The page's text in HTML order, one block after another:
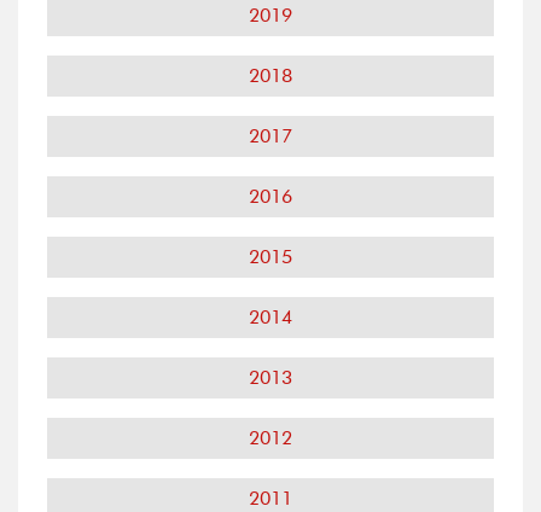
2019
2018
2017
2016
2015
2014
2013
2012
2011